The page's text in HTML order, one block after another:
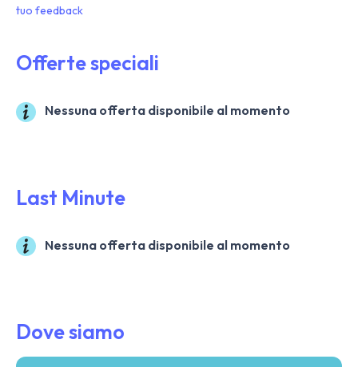
tuo feedback
Offerte speciali
Nessuna offerta disponibile al momento
Last Minute
Nessuna offerta disponibile al momento
Dove siamo